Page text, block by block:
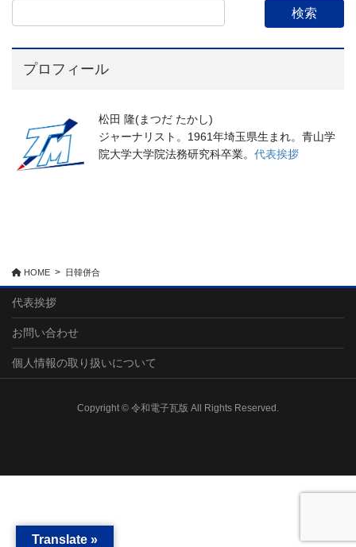
プロフィール
松田 隆(まつだ たかし)
ジャーナリスト。1961年埼玉県生まれ。青山学
院大学大学院法務研究科卒業。 代表挨拶
HOME 日韓併合
代表挨拶
お問い合わせ
個人情報の取り扱いについて
Copyright © 令和電子瓦版 All Rights Reserved.
Translate »